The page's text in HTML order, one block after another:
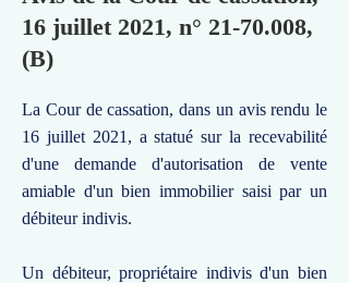
16 juillet 2021, n° 21-70.008,
(B)
La Cour de cassation, dans un avis rendu le
16 juillet 2021, a statué sur la recevabilité
d'une demande d'autorisation de vente
amiable d'un bien immobilier saisi par un
débiteur indivis.
Un débiteur, propriétaire indivis d'un bien